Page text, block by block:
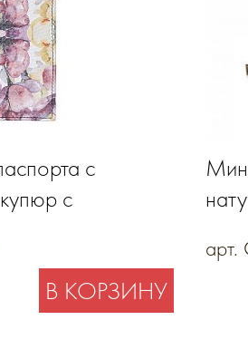
с
с
В КОРЗИНУ
арт.